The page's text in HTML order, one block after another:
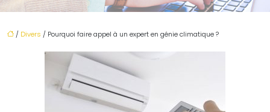
/ Divers / Pourquoi faire appel à un expert en génie climatique ?